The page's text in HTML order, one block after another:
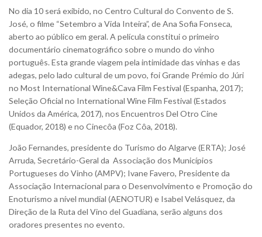
No dia 10 será exibido, no Centro Cultural do Convento de S.
José, o filme “Setembro a Vida Inteira”, de Ana Sofia Fonseca,
aberto ao público em geral. A película constitui o primeiro
documentário cinematográfico sobre o mundo do vinho
português. Esta grande viagem pela intimidade das vinhas e das
adegas, pelo lado cultural de um povo, foi Grande Prémio do Júri
no Most International Wine&Cava Film Festival (Espanha, 2017);
Seleção Oficial no International Wine Film Festival (Estados
Unidos da América, 2017), nos Encuentros Del Otro Cine
(Equador, 2018) e no Cinecôa (Foz Côa, 2018).
João Fernandes, presidente do Turismo do Algarve (ERTA); José
Arruda, Secretário-Geral da Associação dos Municípios
Portugueses do Vinho (AMPV); Ivane Favero, Presidente da
Associação Internacional para o Desenvolvimento e Promoção do
Enoturismo a nível mundial (AENOTUR) e Isabel Velásquez, da
Direção de la Ruta del Vino del Guadiana, serão alguns dos
oradores presentes no evento.